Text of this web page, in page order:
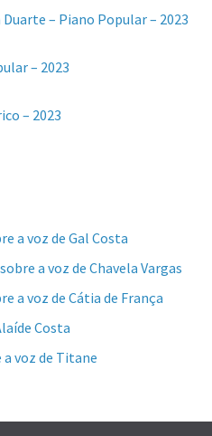
– Piano Popular – 2023
– 2023
– 2023
a voz de Gal Costa
a voz de Chavela Vargas
a voz de Cátia de França
Costa
a voz de Titane